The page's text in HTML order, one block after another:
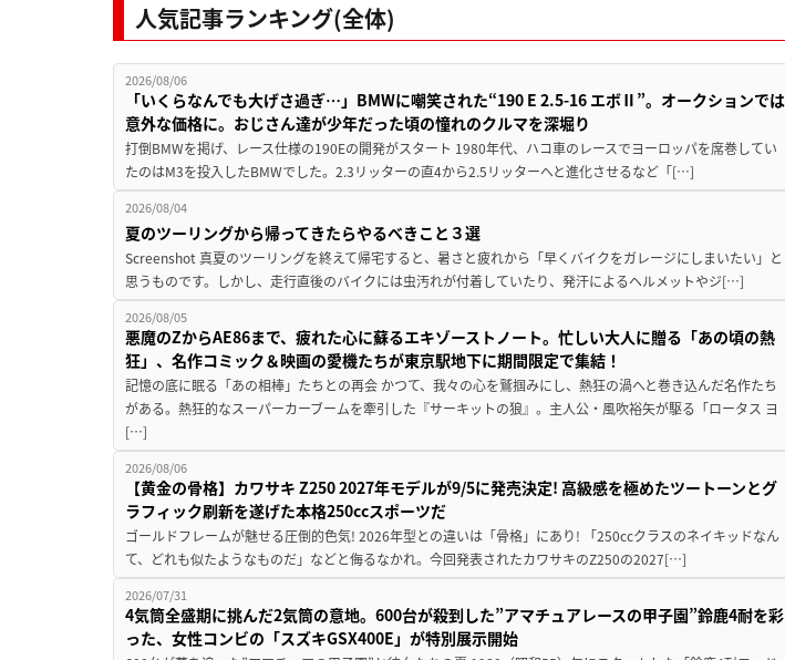
人気記事ランキング(全体)
2026/08/06
「いくらなんでも大げさ過ぎ…」BMWに嘲笑された“190 E 2.5-16 エボⅡ”。オークションでは
意外な価格に。おじさん達が少年だった頃の憧れのクルマを深堀り
打倒BMWを掲げ、レース仕様の190Eの開発がスタート 1980年代、ハコ車のレースでヨーロッパを席巻してい
たのはM3を投入したBMWでした。2.3リッターの直4から2.5リッターへと進化させるなど「[…]
2026/08/04
夏のツーリングから帰ってきたらやるべきこと３選
Screenshot 真夏のツーリングを終えて帰宅すると、暑さと疲れから「早くバイクをガレージにしまいたい」と
思うものです。しかし、走行直後のバイクには虫汚れが付着していたり、発汗によるヘルメットやジ[…]
2026/08/05
悪魔のZからAE86まで、疲れた心に蘇るエキゾーストノート。忙しい大人に贈る「あの頃の熱
狂」、名作コミック＆映画の愛機たちが東京駅地下に期間限定で集結！
記憶の底に眠る「あの相棒」たちとの再会 かつて、我々の心を鷲掴みにし、熱狂の渦へと巻き込んだ名作たち
がある。熱狂的なスーパーカーブームを牽引した『サーキットの狼』。主人公・風吹裕矢が駆る「ロータス ヨ
[…]
2026/08/06
【黄金の骨格】カワサキ Z250 2027年モデルが9/5に発売決定! 高級感を極めたツートーンとグ
ラフィック刷新を遂げた本格250ccスポーツだ
ゴールドフレームが魅せる圧倒的色気! 2026年型との違いは「骨格」にあり! 「250ccクラスのネイキッドなん
て、どれも似たようなものだ」などと侮るなかれ。今回発表されたカワサキのZ250の2027[…]
2026/07/31
4気筒全盛期に挑んだ2気筒の意地。600台が殺到した”アマチュアレースの甲子園”鈴鹿4耐を彩
った、女性コンビの「スズキGSX400E」が特別展示開始